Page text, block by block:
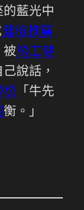
的藍光中
健檢推薦
被勞工健
說話，
檢 「牛先
衡。」